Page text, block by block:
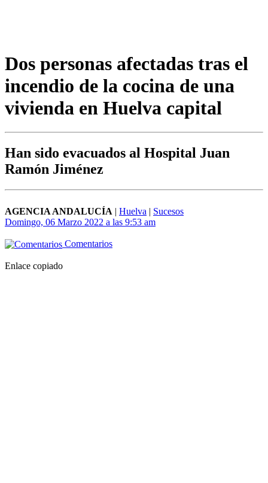
Dos personas afectadas tras el
incendio de la cocina de una
vivienda en Huelva capital
Han sido evacuados al Hospital Juan
Ramón Jiménez
AGENCIA ANDALUCÍA | Huelva | Sucesos
Domingo, 06 Marzo 2022 a las 9:53 am
Comentarios
Enlace copiado